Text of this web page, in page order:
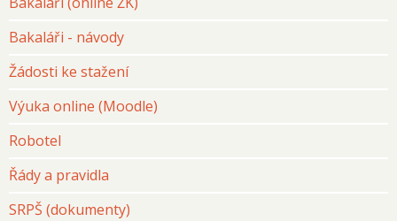
Bakaláři - návody
Žádosti ke stažení
Výuka online (Moodle)
Robotel
Řády a pravidla
SRPŠ (dokumenty)